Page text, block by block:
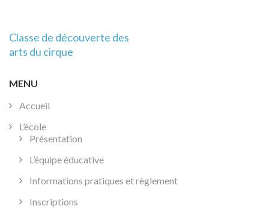
Navigation
de
Classe de découverte des
arts du cirque
MENU
Accueil
L’école
Présentation
L’équipe éducative
Informations pratiques et règlement
Inscriptions